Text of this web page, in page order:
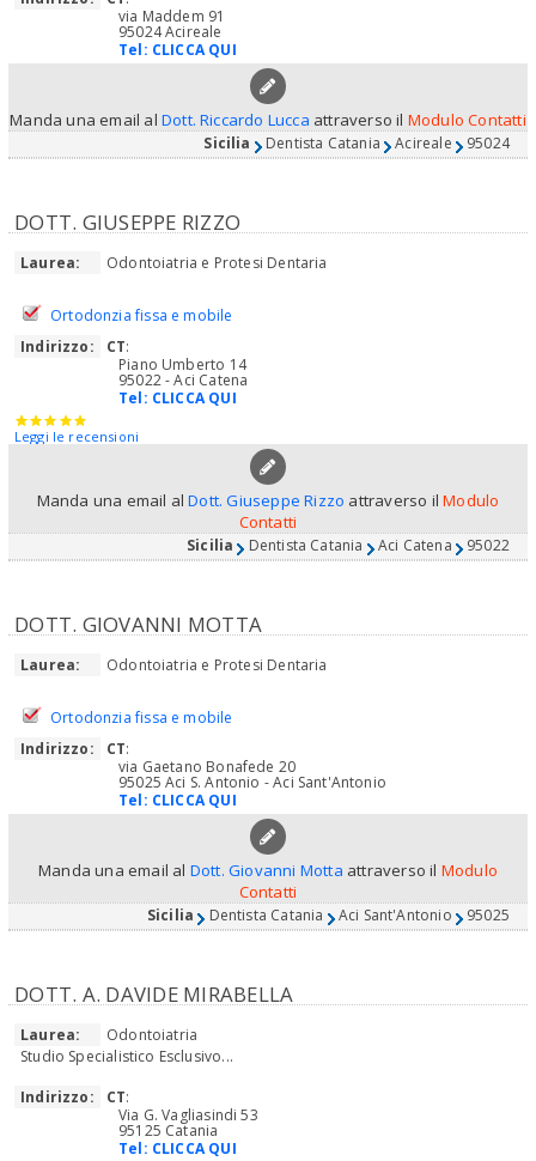
via Maddem 91
95024 Acireale
Tel: CLICCA QUI
Manda una email al Dott. Riccardo Lucca attraverso il Modulo Contatti
Sicilia Dentista Catania Acireale 95024
DOTT. GIUSEPPE RIZZO
Laurea: Odontoiatria e Protesi Dentaria
Ortodonzia fissa e mobile
Indirizzo:
CT:
Piano Umberto 14
95022 - Aci Catena
Tel: CLICCA QUI
Leggi le recensioni
Manda una email alDott. Giuseppe Rizzo attraverso ilModulo
Contatti
Sicilia Dentista Catania Aci Catena 95022
DOTT. GIOVANNI MOTTA
Laurea: Odontoiatria e Protesi Dentaria
Ortodonzia fissa e mobile
Indirizzo:
CT:
via Gaetano Bonafede 20
95025 Aci S. Antonio - Aci Sant'Antonio
Tel: CLICCA QUI
Manda una email al Dott. Giovanni Motta attraverso il Modulo
Contatti
Sicilia Dentista Catania Aci Sant'Antonio 95025
DOTT. A. DAVIDE MIRABELLA
Laurea:
Odontoiatria
Studio Specialistico Esclusivo...
Indirizzo:
CT:
Via G. Vagliasindi 53
95125 Catania
Tel: CLICCA QUI